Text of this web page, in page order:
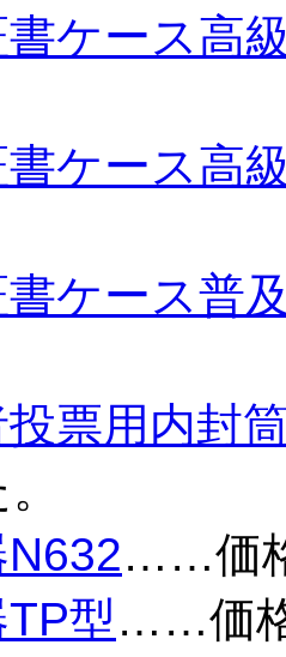
書ケース高
書ケース高
書ケース普
票用内封
……価
型 ……価